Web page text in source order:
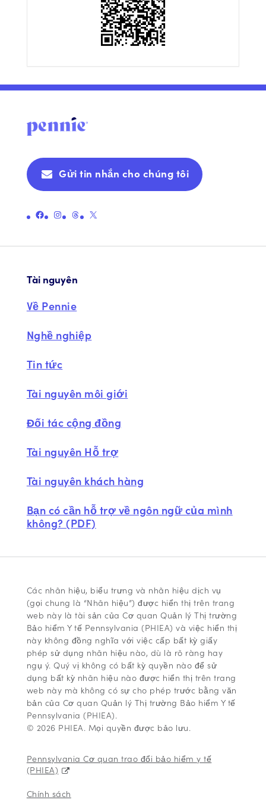
Gửi tin nhắn cho chúng tôi
Liên kết đến trang Facebook chính thức của PennieLiên kết đến trang Instagram chính thức của PennieLiên kết đến trang chủ đề chính thức của PennieLiên kết đến Trang X chính thức của Pennie (trước đây là Twitter)
Tài nguyên
Về Pennie
Nghề nghiệp
Tin tức
Tài nguyên môi giới
Đối tác cộng đồng
Tài nguyên Hỗ trợ
Tài nguyên khách hàng
Bạn có cần hỗ trợ về ngôn ngữ của mình
không? (PDF)
Các nhãn hiệu, biểu trưng và nhãn hiệu dịch vụ
(gọi chung là “Nhãn hiệu”) được hiển thị trên trang
web này là tài sản của Cơ quan Quản lý Thị trường
Bảo hiểm Y tế Pennsylvania (PHIEA) và việc hiển thị
này không đồng nghĩa với việc cấp bất kỳ giấy
phép sử dụng nhãn hiệu nào, dù là rõ ràng hay
ngụ ý. Quý vị không có bất kỳ quyền nào để sử
dụng bất kỳ nhãn hiệu nào được hiển thị trên trang
web này mà không có sự cho phép trước bằng văn
bản của Cơ quan Quản lý Thị trường Bảo hiểm Y tế
Pennsylvania (PHIEA).
© 2026 PHIEA. Mọi quyền được bảo lưu.
Pennsylvania Cơ quan trao đổi bảo hiểm y tế
(PHIEA)
Chính sách